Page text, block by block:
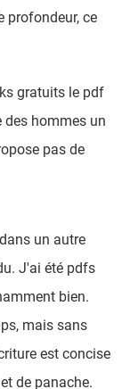
profondeur, ce
gratuits le pdf
des hommes un
pas de
un autre
J'ai été pdfs
bien.
mais sans
est concise
de panache.